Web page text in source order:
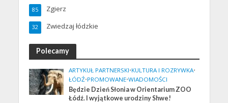
Zgierz
85
Zwiedzaj łódzkie
32
Polecamy
ARTYKUŁ PARTNERSKI•KULTURA I ROZRYWKA•
ŁÓDŹ•PROMOWANE•WIADOMOŚCI
Będzie Dzień Słonia w Orientarium ZOO
Łódź. I wyjątkowe urodziny Shwe!